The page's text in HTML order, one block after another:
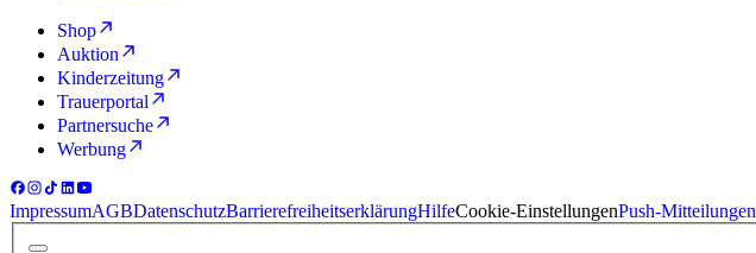
Shop
Auktion
Kinderzeitung
Trauerportal
Partnersuche
Werbung
ImpressumAGBDatenschutzBarrierefreiheitserklärungHilfeCookie-EinstellungenPush-Mitteilungen